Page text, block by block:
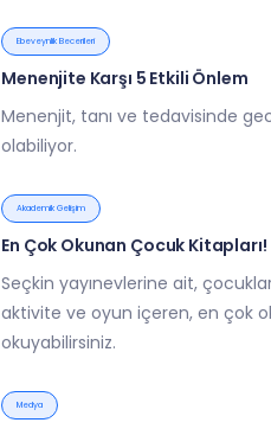
Ebeveynlik Becerileri
Menenjite Karşı 5 Etkili Önlem
Menenjit, tanı ve tedavisinde
olabiliyor.
Akademik Gelişim
En Çok Okunan Çocuk Kitapları!
Seçkin yayınevlerine ait,
aktivite ve oyun içeren, en çok
okuyabilirsiniz.
Medya